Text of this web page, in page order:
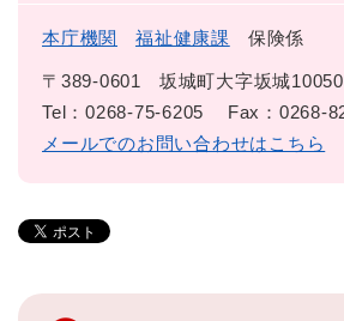
本庁機関 福祉健康課 保険係
〒389-0601
坂城町大字坂城
Tel：0268-75-6205
Fax：0268-
メールでのお問い合わせはこちら